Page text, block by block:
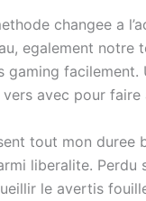
changee a
egalement
avec pour
tout mon duree
liberalite.
le avertis